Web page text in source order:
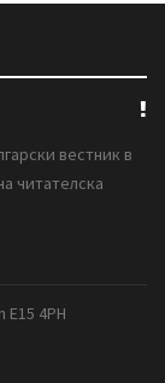
вестник в
читателска
4PH